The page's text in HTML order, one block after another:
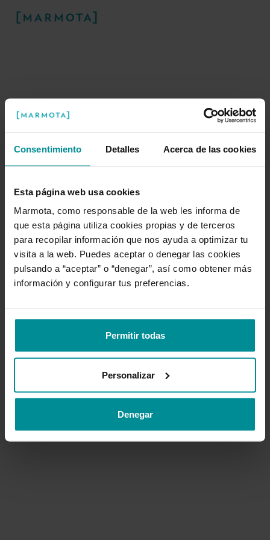
Consentimiento Detalles Acerca de las cookies
Esta página web usa cookies
Marmota, como responsable de la web les informa de
que esta página utiliza cookies propias y de terceros
para recopilar información que nos ayuda a optimizar tu
visita a la web. Puedes aceptar o denegar las cookies
pulsando a “aceptar” o “denegar”, así como obtener más
información y configurar tus preferencias.
Permitir todas
Personalizar
Denegar
¡Ups! Algo ha ido mal
Nuestra marmota está trabajando duro
para arreglar este problema en la
madriguera.
CONTACTAR SOPORTE